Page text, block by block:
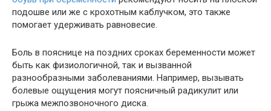
подошве или же с крохотным каблучком, это также
помогает удерживать равновесие.
Боль в пояснице на поздних сроках беременности может
быть как физиологичной, так и вызванной
разнообразными заболеваниями. Например, вызывать
болевые ощущения могут поясничный радикулит или
грыжа межпозвоночного диска.